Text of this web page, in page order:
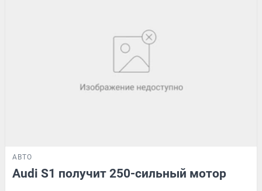
АВТО
Audi S1 получит 250-сильный мотор